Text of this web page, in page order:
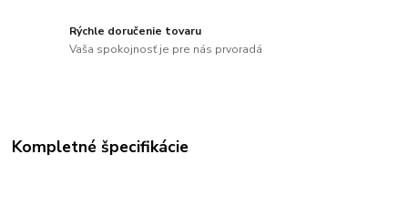
Rýchle doručenie tovaru
Vaša spokojnosť je pre nás prvoradá
Kompletné špecifikácie